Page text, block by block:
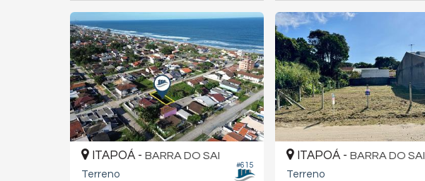
#615
ITAPOÁ - BARRA DO SAI
Terreno
ITAPOÁ - BARRA DO SAI
Terreno